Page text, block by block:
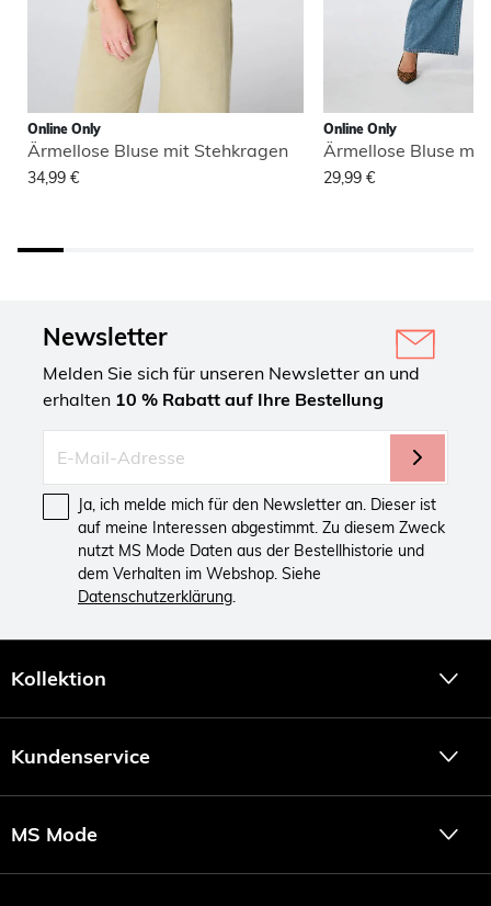
Online Only
Ärmellose Bluse mit Stehkragen
34,99 €
Online Only
Ärmellose Bluse
29,99 €
Newsletter
Melden Sie sich für unseren Newsletter an und
erhalten 10 % Rabatt auf Ihre Bestellung
Ja, ich melde mich für den Newsletter an. Dieser ist
auf meine Interessen abgestimmt. Zu diesem Zweck
nutzt MS Mode Daten aus der Bestellhistorie und
dem Verhalten im Webshop. Siehe
Datenschutzerklärung.
Kollektion
Kundenservice
MS Mode